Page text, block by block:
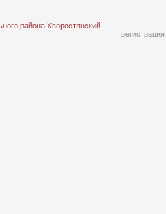
района Хворостянский
регистрация